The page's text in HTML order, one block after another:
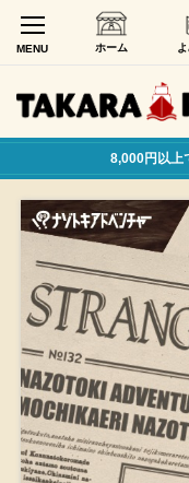
MENU ホーム
8,000円以